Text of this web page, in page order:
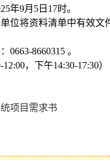
年9月5日17时。
位将资料清单中有效
0663-8660315 。
12:00，下午14:30-17:30）
项目需求书